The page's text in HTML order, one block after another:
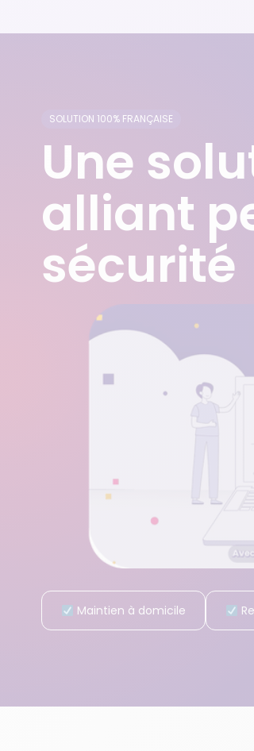
Une
alliant
sécurité
SOLUTION 100% FRANÇAISE
Maintien à domicile